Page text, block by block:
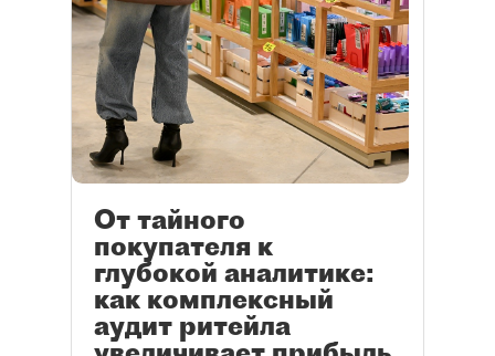
От тайного
покупателя к
глубокой аналитике:
как комплексный
аудит ритейла